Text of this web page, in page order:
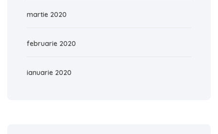
martie 2020
februarie 2020
ianuarie 2020